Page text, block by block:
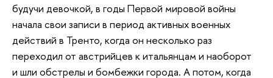
будучи девочкой, в годы Первой мировой войны
начала свои записи в период активных военных
действий в Тренто, когда он несколько раз
переходил от австрийцев к итальянцам и наоборот
и шли обстрелы и бомбежки города. А потом, когда